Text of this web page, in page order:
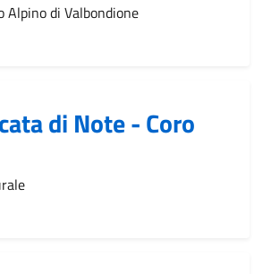
Alpino di Valbondione
di Note - Coro